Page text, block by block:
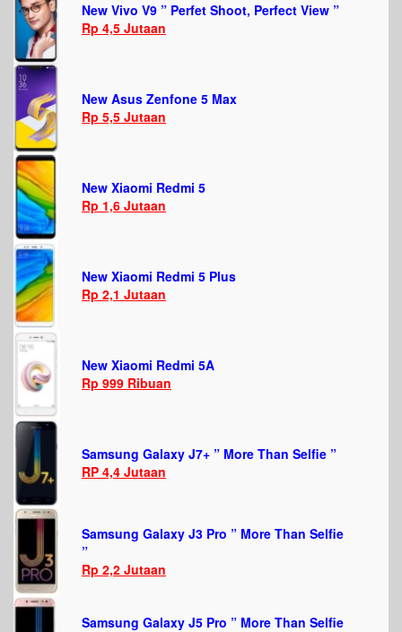
New Vivo V9 ” Perfet Shoot, Perfect View ”
Rp 4,5 Jutaan
New Asus Zenfone 5 Max
Rp 5,5 Jutaan
New Xiaomi Redmi 5
Rp 1,6 Jutaan
New Xiaomi Redmi 5 Plus
Rp 2,1 Jutaan
New Xiaomi Redmi 5A
Rp 999 Ribuan
Samsung Galaxy J7+ ” More Than Selfie ”
RP 4,4 Jutaan
Samsung Galaxy J3 Pro ” More Than Selfie
”
Rp 2,2 Jutaan
Samsung Galaxy J5 Pro ” More Than Selfie